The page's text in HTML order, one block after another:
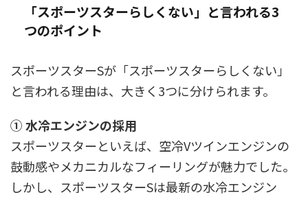
「スポーツスターらしくない」と言われる3
つのポイント
スポーツスターSが「スポーツスターらしくない」
と言われる理由は、大きく3つに分けられます。
① 水冷エンジンの採用
スポーツスターといえば、空冷Vツインエンジンの
鼓動感やメカニカルなフィーリングが魅力でした。
しかし、スポーツスターSは最新の水冷エンジン